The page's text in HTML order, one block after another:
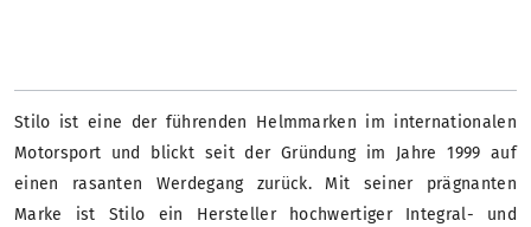
Stilo ist eine der führenden Helmmarken im internationalen
Motorsport und blickt seit der Gründung im Jahre 1999 auf
einen rasanten Werdegang zurück. Mit seiner prägnanten
Marke ist Stilo ein Hersteller hochwertiger Integral- und